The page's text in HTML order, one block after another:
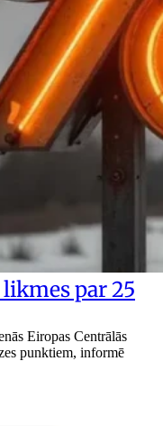
par 25
Eiropas Centrālās
punktiem, informē